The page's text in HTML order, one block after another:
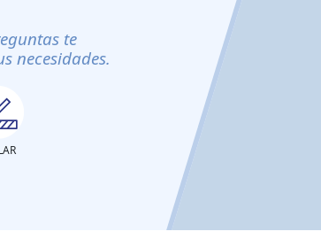
te
necesidades.